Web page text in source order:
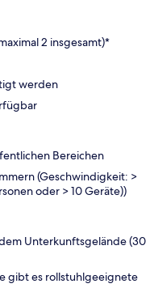
2 insgesamt)*
werden
Bereichen
(Geschwindigkeit: >
oder > 10 Geräte))
Unterkunftsgelände (30
gibt es rollstuhlgeeignete